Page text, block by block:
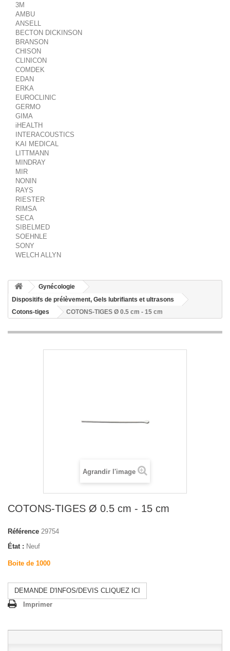
3M
AMBU
ANSELL
BECTON DICKINSON
BRANSON
CHISON
CLINICON
COMDEK
EDAN
ERKA
EUROCLINIC
GERMO
GIMA
iHEALTH
INTERACOUSTICS
KAI MEDICAL
LITTMANN
MINDRAY
MIR
NONIN
RAYS
RIESTER
RIMSA
SECA
SIBELMED
SOEHNLE
SONY
WELCH ALLYN
Gynécologie
Dispositifs de prélèvement, Gels lubrifiants et ultrasons
Cotons-tiges
COTONS-TIGES Ø 0.5 cm - 15 cm
Agrandir l'image
COTONS-TIGES Ø 0.5 cm - 15 cm
Référence 29754
État : Neuf
Boite de 1000
DEMANDE D'INFOS/DEVIS CLIQUEZ ICI
Imprimer